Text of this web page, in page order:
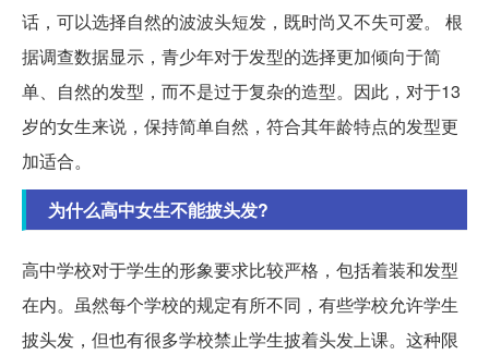
话，可以选择自然的波波头短发，既时尚又不失可爱。 根
据调查数据显示，青少年对于发型的选择更加倾向于简
单、自然的发型，而不是过于复杂的造型。因此，对于13
岁的女生来说，保持简单自然，符合其年龄特点的发型更
加适合。
为什么高中女生不能披头发?
高中学校对于学生的形象要求比较严格，包括着装和发型
在内。虽然每个学校的规定有所不同，有些学校允许学生
披头发，但也有很多学校禁止学生披着头发上课。这种限